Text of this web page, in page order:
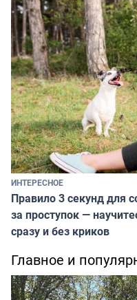
ИНТЕРЕСНОЕ
Правило 3 секунд для
за проступок —
сразу и без криков
Главное и